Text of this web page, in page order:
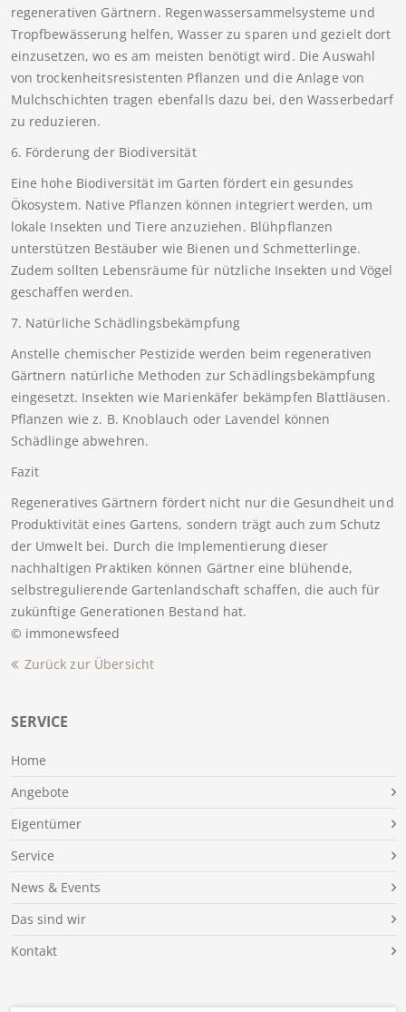
SERVICE
Home
Angebote
Eigentümer
Service
News & Events
Das sind wir
Kontakt
regenerativen Gärtnern. Regenwassersammelsysteme und
Tropfbewässerung helfen, Wasser zu sparen und gezielt dort
einzusetzen, wo es am meisten benötigt wird. Die Auswahl
von trockenheitsresistenten Pflanzen und die Anlage von
Mulchschichten tragen ebenfalls dazu bei, den Wasserbedarf
zu reduzieren.
6. Förderung der Biodiversität
Eine hohe Biodiversität im Garten fördert ein gesundes
Ökosystem. Native Pflanzen können integriert werden, um
lokale Insekten und Tiere anzuziehen. Blühpflanzen
unterstützen Bestäuber wie Bienen und Schmetterlinge.
Zudem sollten Lebensräume für nützliche Insekten und Vögel
geschaffen werden.
7. Natürliche Schädlingsbekämpfung
Anstelle chemischer Pestizide werden beim regenerativen
Gärtnern natürliche Methoden zur Schädlingsbekämpfung
eingesetzt. Insekten wie Marienkäfer bekämpfen Blattläusen.
Pflanzen wie z. B. Knoblauch oder Lavendel können
Schädlinge abwehren.
Fazit
Regeneratives Gärtnern fördert nicht nur die Gesundheit und
Produktivität eines Gartens, sondern trägt auch zum Schutz
der Umwelt bei. Durch die Implementierung dieser
nachhaltigen Praktiken können Gärtner eine blühende,
selbstregulierende Gartenlandschaft schaffen, die auch für
zukünftige Generationen Bestand hat.
© immonewsfeed
Zurück zur Übersicht